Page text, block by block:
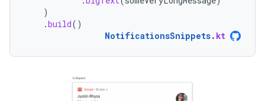
)
.build()
NotificationsSnippets. kt